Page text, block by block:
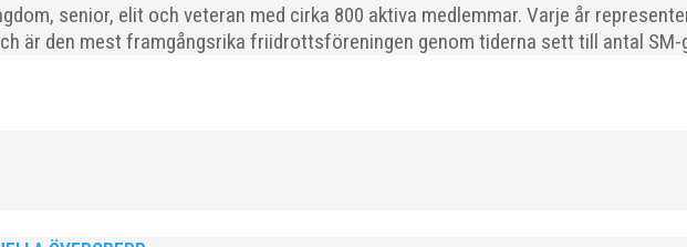
senior, elit och veteran med cirka 800 aktiva medlemmar. Varje år
är den mest framgångsrika friidrottsföreningen genom tiderna sett till antal SM-
F17) i Örebro. MAI hade många fina framgångar. En trupp om 14 ungdomar åkte upp
finalplatser och fina...